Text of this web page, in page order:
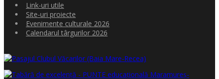
Link-uri utile
Site-uri proiecte
Evenimente culturale 2026
Calendarul târgurilor 2026